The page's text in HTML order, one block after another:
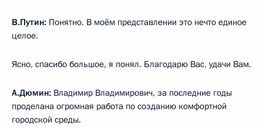
В.Путин: Понятно. В моём представлении это нечто единое
целое.
Ясно, спасибо большое, я понял. Благодарю Вас, удачи Вам.
А.Дюмин: Владимир Владимирович, за последние годы
проделана огромная работа по созданию комфортной
городской среды.